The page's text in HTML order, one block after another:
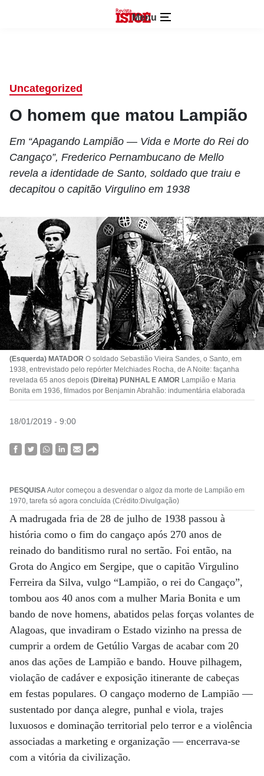
Menu
Uncategorized
O homem que matou Lampião
Em “Apagando Lampião — Vida e Morte do Rei do
Cangaço”, Frederico Pernambucano de Mello
revela a identidade de Santo, soldado que traiu e
decapitou o capitão Virgulino em 1938
(Esquerda) MATADOR O soldado Sebastião Vieira Sandes, o Santo, em
1938, entrevistado pelo repórter Melchiades Rocha, de A Noite: façanha
revelada 65 anos depois (Direita) PUNHAL E AMOR Lampião e Maria
Bonita em 1936, filmados por Benjamin Abrahão: indumentária elaborada
18/01/2019 - 9:00
PESQUISAAutor começou a desvendar o algoz da morte de Lampião em
1970, tarefa só agora concluída (Crédito:Divulgação)
A madrugada fria de 28 de julho de 1938 passou à
história como o fim do cangaço após 270 anos de
reinado do banditismo rural no sertão. Foi então, na
Grota do Angico em Sergipe, que o capitão Virgulino
Ferreira da Silva, vulgo “Lampião, o rei do Cangaço”,
tombou aos 40 anos com a mulher Maria Bonita e um
bando de nove homens, abatidos pelas forças volantes de
Alagoas, que invadiram o Estado vizinho na pressa de
cumprir a ordem de Getúlio Vargas de acabar com 20
anos das ações de Lampião e bando. Houve pilhagem,
violação de cadáver e exposição itinerante de cabeças
em festas populares. O cangaço moderno de Lampião —
sustentado por dança alegre, punhal e viola, trajes
luxuosos e dominação territorial pelo terror e a violência
associadas a marketing e organização — encerrava-se
com a vitória da civilização.